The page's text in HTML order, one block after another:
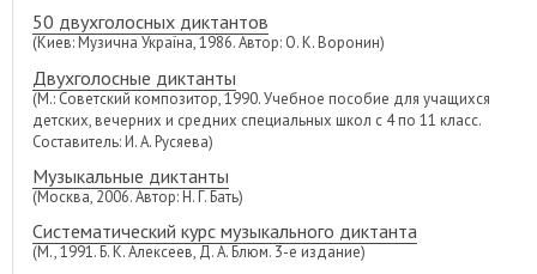
50 двухголосных диктантов
(Киев: Музична Україна, 1986. Автор: О. К. Воронин)
Двухголосные диктанты
(М.: Советский композитор, 1990. Учебное пособие для учащихся
детских, вечерних и средних специальных школ с 4 по 11 класс.
Составитель: И. А. Русяева)
Музыкальные диктанты
(Москва, 2006. Автор: Н. Г. Бать)
Систематический курс музыкального диктанта
(М., 1991. Б. К. Алексеев, Д. А. Блюм. 3-е издание)